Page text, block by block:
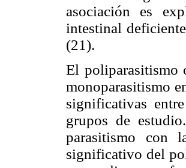
asociación es
intestinal
(21).
El poliparasitismo
monoparasitismo
significativas
grupos de
parasitismo con
significativo del